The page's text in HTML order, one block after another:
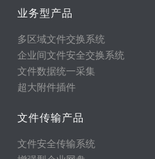
业务型产品
多区域文件交换系统
企业间文件安全交换系统
文件数据统一采集
超大附件插件
文件传输产品
文件安全传输系统